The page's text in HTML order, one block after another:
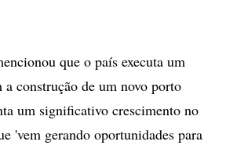
que o país executa um
construção de um novo porto
um significativo crescimento no
'vem gerando oportunidades para